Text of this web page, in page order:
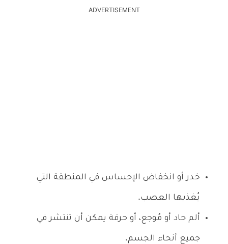
ADVERTISEMENT
خدر أو انخفاض الإحساس في المنطقة التي
يُغذيها العصب.
ألم حاد أو مُوجع، أو حرقة يمكن أن تنتشر في
جميع أنحاء الجسم.